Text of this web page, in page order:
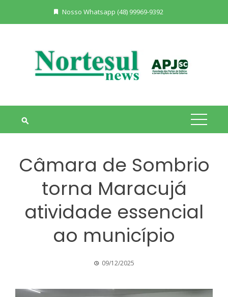
Nosso Whatsapp (48) 99969-9392
Câmara de Sombrio
torna Maracujá
atividade essencial
ao município
09/12/2025